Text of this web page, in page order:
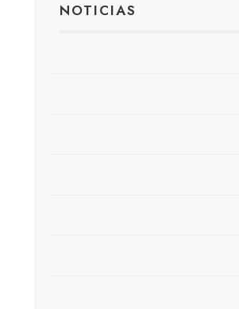
NOTICIAS